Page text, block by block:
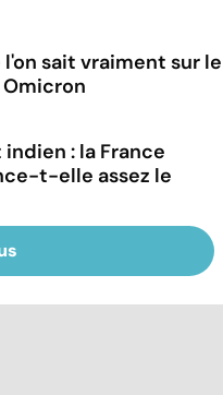
l'on sait vraiment sur le
: la France
t-elle assez le